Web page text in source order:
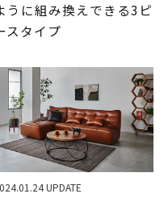
うに組み換えできる3ピ
スタイプ
UPDATE